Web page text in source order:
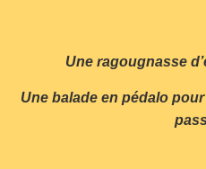
Une ragougnasse
Une balade en pédalo